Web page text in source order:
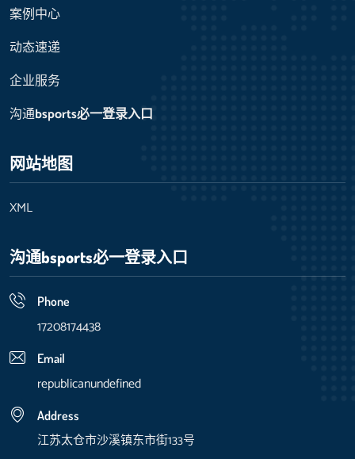
案例中心
动态速递
企业服务
沟通bsports必一登录入口
网站地图
XML
沟通bsports必一登录入口
Phone
17208174438
Email
republicanundefined
Address
江苏太仓市沙溪镇东市街133号